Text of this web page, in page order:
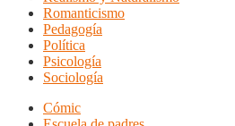
Romanticismo
Pedagogía
Política
Psicología
Sociología
Cómic